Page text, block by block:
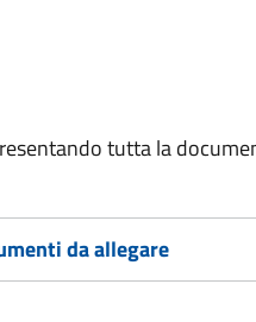
tutta la
da allegare